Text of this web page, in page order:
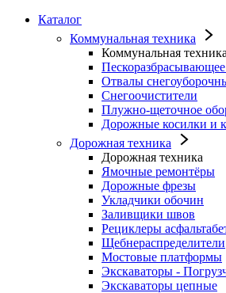
Каталог
Коммунальная техника
Коммунальная техника
Отвалы
Снегоочистители
Плужно-щеточное
Дорожные косилки и
Дорожная техника
Дорожная техника
Ямочные ремонтёры
Дорожные фрезы
Укладчики обочин
Заливщики швов
Рециклеры
Щебнераспределители
Мостовые платформы
Экскаваторы -
Экскаваторы цепные